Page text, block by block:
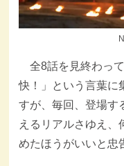
全8話を見終わっ
快！」という言葉に
すが、毎回、登場す
えるリアルさゆえ、
めたほうがいいと忠